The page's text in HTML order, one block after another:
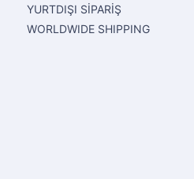
YURTDIŞI SİPARİŞ
WORLDWIDE SHIPPING